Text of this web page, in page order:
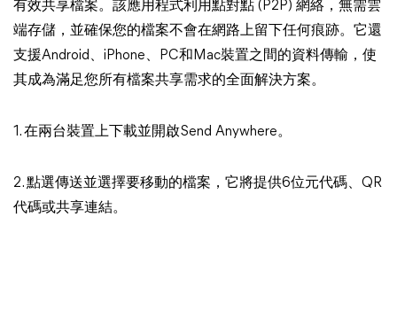
有效共享檔案。該應用程式利用點對點 (P2P) 網絡，無需雲
端存儲，並確保您的檔案不會在網路上留下任何痕跡。它還
支援Android、iPhone、PC和Mac裝置之間的資料傳輸，使
其成為滿足您所有檔案共享需求的全面解決方案。
1. 在兩台裝置上下載並開啟Send Anywhere。
2. 點選傳送並選擇要移動的檔案，它將提供6位元代碼、QR
代碼或共享連結。